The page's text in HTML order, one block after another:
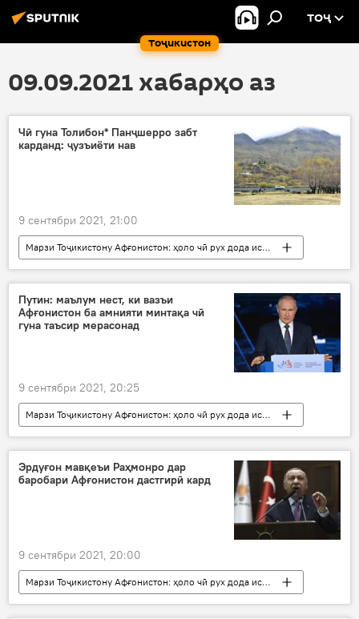
Тоҷикистон
ТОҶ
09.09.2021 хабарҳо аз
Чӣ гуна Толибон* Панҷшерро забт
карданд: ҷузъиёти нав
9 сентябри 2021, 21:00
Марзи Тоҷикистону Афғонистон: ҳоло чӣ рух дода истодааст?
Афғонистон
Толибон
Панҷшер
забт кард
ҷузъиёти нав
Путин: маълум нест, ки вазъи
Афғонистон ба амнияти минтақа чӣ
гуна таъсир мерасонад
9 сентябри 2021, 20:25
Марзи Тоҷикистону Афғонистон: ҳоло чӣ рух дода истодааст?
Сиёсат
Амният ва мудофиа
Афғонистон
Владимир Путин
Осиёи Марказӣ
Дар Русия
Эрдуғон мавқеъи Раҳмонро дар
баробари Афғонистон дастгирӣ кард
9 сентябри 2021, 20:00
Марзи Тоҷикистону Афғонистон: ҳоло чӣ рух дода истодааст?
Дар Тоҷикистон
Туркия